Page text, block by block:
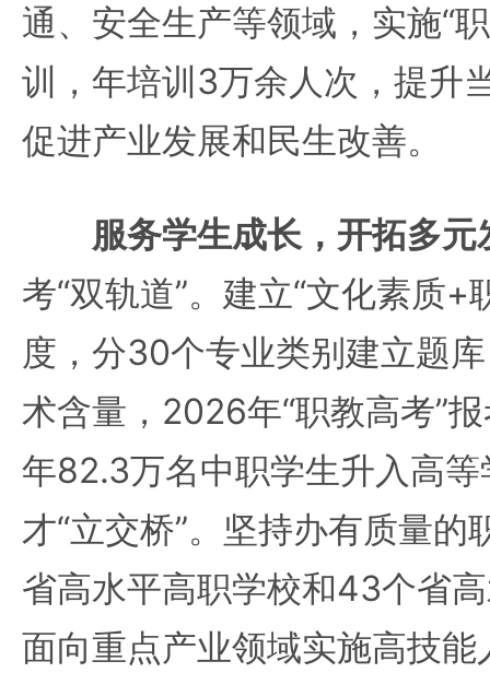
通、安全生产等领域，实施“
训，年培训3万余人次，提升
促进产业发展和民生改善。
服务学生成长，开拓多
考“双轨道”。建立“文化素质+
度，分30个专业类别建立题
术含量，2026年“职教高考”
年82.3万名中职学生升入高
才“立交桥”。坚持办有质量
省高水平高职学校和43个省
面向重点产业领域实施高技